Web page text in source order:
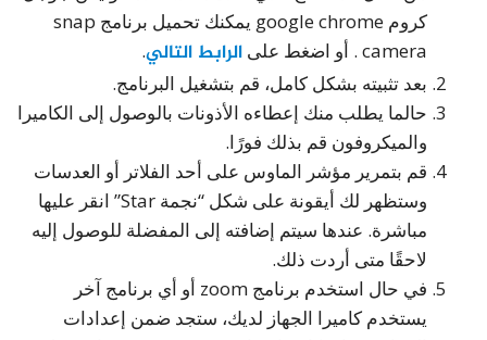
كروم google chrome يمكنك تحميل برنامج snap
camera . أو اضغط على
الرابط التالي.
بعد تثبيته بشكل كامل، قم بتشغيل البرنامج.
حالما يطلب منك إعطاءه الأذونات بالوصول إلى الكاميرا
والميكروفون قم بذلك فورًا.
قم بتمرير مؤشر الماوس على أحد الفلاتر أو العدسات
وستظهر لك أيقونة على شكل “نجمة Star” انقر عليها
مباشرة. عندها سيتم إضافته إلى المفضلة للوصول إليه
لاحقًا متى أردت ذلك.
في حال استخدم برنامج zoom أو أي برنامج آخر
يستخدم كاميرا الجهاز لديك، ستجد ضمن إعدادات